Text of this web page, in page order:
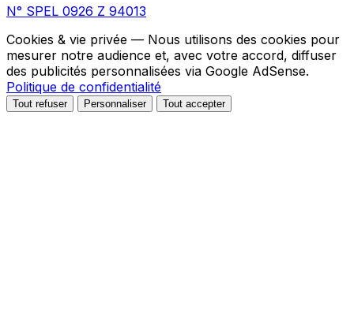
N° SPEL 0926 Z 94013
Cookies & vie privée — Nous utilisons des cookies pour
mesurer notre audience et, avec votre accord, diffuser
des publicités personnalisées via Google AdSense.
Politique de confidentialité
Tout refuser Personnaliser Tout accepter